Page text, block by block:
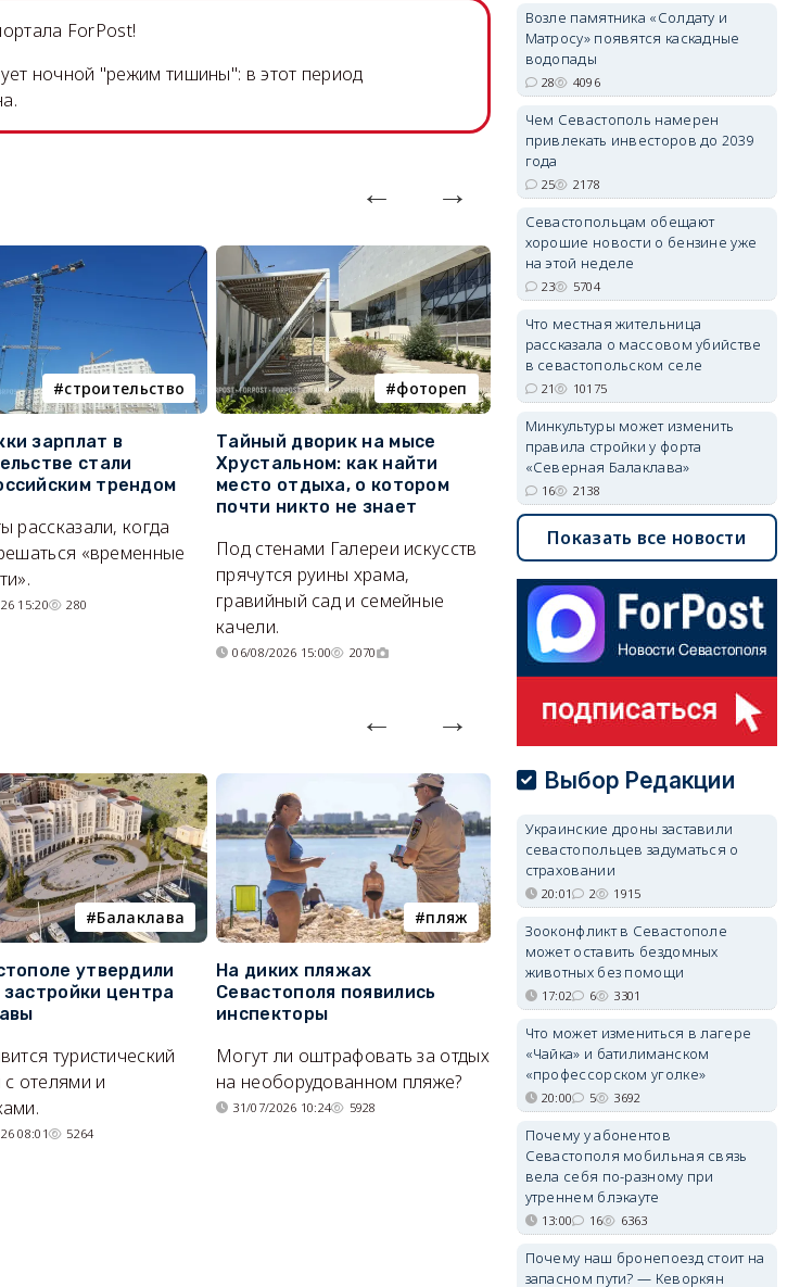
ForPost!
ночной "режим тишины": в этот период
строительство
зарплат в
стали
трендом
рассказали, когда
«временные
15:20 280
фотореп
Тайный дворик на мысе
Хрустальном: как найти
место отдыха, о котором
почти никто не знает
Под стенами Галереи искусств
прячутся руины храма,
гравийный сад и семейные
качели.
06/08/2026 15:00 2070
Где в Севастополе можно
заработать 100 тысяч в
месяц
А где — несоизмеримо меньше.
06/08/2026 10:02
Балаклава
утвердили
застройки центра
туристический
с отелями и
08:01 5264
пляж
На диких пляжах
Севастополя появились
инспекторы
Могут ли оштрафовать за отдых
на необорудованном пляже?
31/07/2026 10:24 5928
Двух москвичей на
сапбордах унесло от берега
Крыма на километр в море
Спасатели благополучно
вернули туристов обратно на
сушу.
29/07/2026 17:03 6380
Возле памятника «Солдату и
Матросу» появятся каскадные
водопады
28 4096
Чем Севастополь намерен
привлекать инвесторов до 2039
года
25 2178
Севастопольцам обещают
хорошие новости о бензине уже
на этой неделе
23 5704
Что местная жительница
рассказала о массовом убийстве
в севастопольском селе
21 10175
Минкультуры может изменить
правила стройки у форта
«Северная Балаклава»
16 2138
Показать все новости
Выбор Редакции
Украинские дроны заставили
севастопольцев задуматься о
страховании
20:01 2 1915
Зооконфликт в Севастополе
может оставить бездомных
животных без помощи
17:02 6 3301
Что может измениться в лагере
«Чайка» и батилиманском
«профессорском уголке»
20:00 5 3692
Почему у абонентов
Севастополя мобильная связь
вела себя по-разному при
утреннем блэкауте
13:00 16 6363
Почему наш бронепоезд стоит на
запасном пути? — Кеворкян